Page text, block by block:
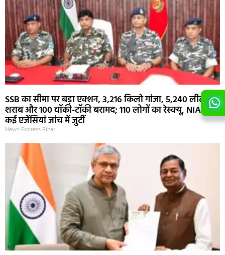
SSB का सीमा पर बड़ा एक्शन, 3,216 किलो गांजा, 5,240 लीटर
शराब और 100 वॉकी-टॉकी बरामद; 110 लोगों का रेस्क्यू, NIA समेत
कई एजेंसियां जांच में जुटीं
News Express Bihar